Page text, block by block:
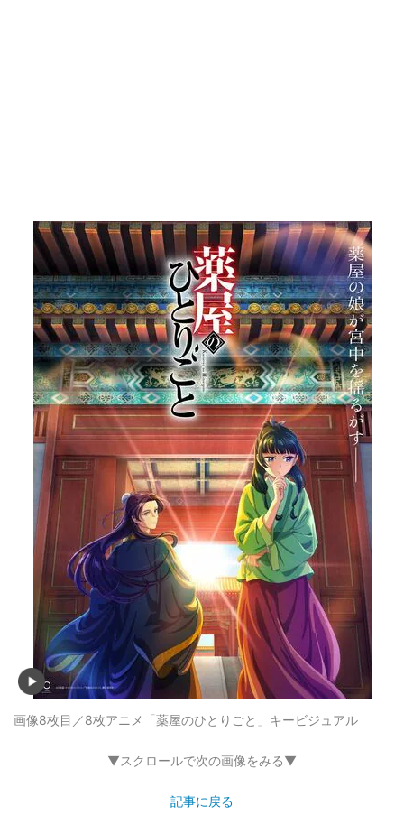
画像8枚目／8枚アニメ「薬屋のひとりごと」キービジュアル
▼スクロールで次の画像をみる▼
記事に戻る